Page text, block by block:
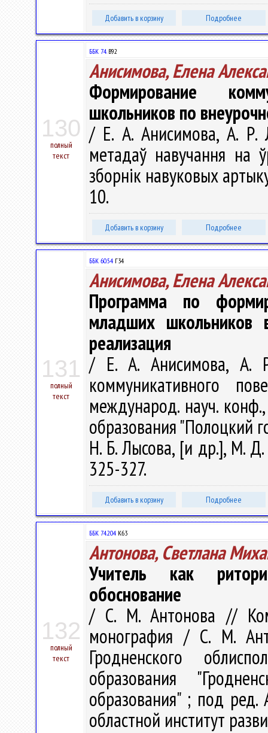
Добавить в корзину Подробнее
130
полный
текст
ББК 74.В92
Анисимова, Елена
Формирование
школьников по
/ Е. А. Анисимова, А. Р.
метадаў навучання на
зборнік навуковых
10.
Добавить в корзину Подробнее
131
полный
текст
ББК 60.54 Г34
Анисимова, Елена
Программа по
младших школьников
реализация
/ Е. А. Анисимова, А.
коммуникативного
международ. науч.
образования "Полоцкий
Н. Б. Лысова, [и др.], М.
325-327.
Добавить в корзину Подробнее
132
полный
текст
ББК 74.204 К63
Антонова, Светлана
Учитель как
обоснование
/ С. М. Антонова //
монография / С. М.
Гродненского
образования
образования" ; под
областной институт